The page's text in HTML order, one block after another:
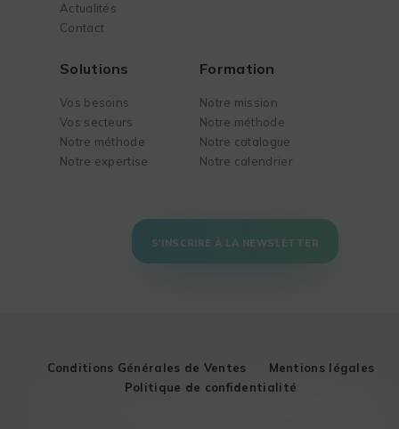
Actualités
Contact
Solutions
Vos besoins
Vos secteurs
Notre méthode
Notre expertise
Formation
Notre mission
Notre méthode
Notre catalogue
Notre calendrier
S'INSCRIRE À LA NEWSLETTER
Conditions Générales de Ventes
Mentions légales
Politique de confidentialité